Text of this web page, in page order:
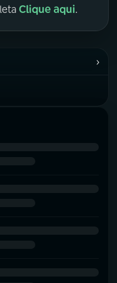
Clique aqui.
›